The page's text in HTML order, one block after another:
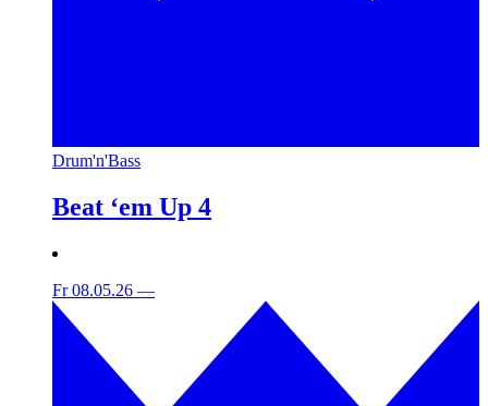
Drum'n'Bass
Beat ‘em Up 4
Fr 08.05.26 —